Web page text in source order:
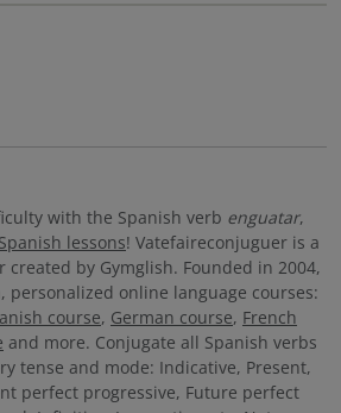
with the Spanish verb enguatar,
lessons! Vatefaireconjuguer is a
by Gymglish. Founded in 2004,
personalized online language courses:
course, German course, French
and more. Conjugate all Spanish verbs
tense and mode: Indicative, Present,
perfect progressive, Future perfect